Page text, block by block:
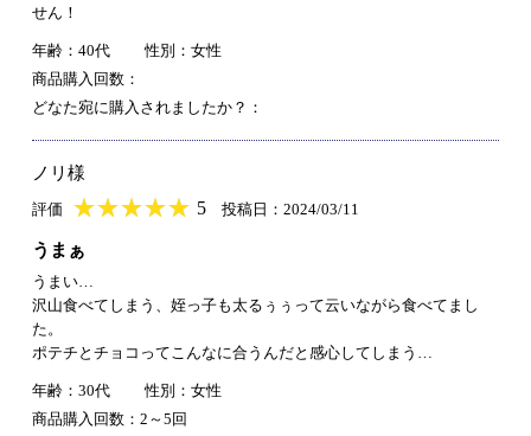
せん！
年齢：40代
性別：女性
商品購入回数：
どなた宛に購入されましたか？：
ノリ様
評価 ★★★★★
★★★★★ 5 投稿日：2024/03/11
うまぁ
うまい…
沢山食べてしまう、姪っ子も太るぅぅって云いながら食べてまし
た。
ポテチとチョコってこんなに合うんだと感心してしまう…
年齢：30代
性別：女性
商品購入回数：2～5回